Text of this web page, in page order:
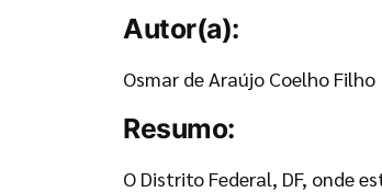
Autor(a):
Osmar de Araújo Coelho Filho
Resumo:
O Distrito Federal, DF, onde